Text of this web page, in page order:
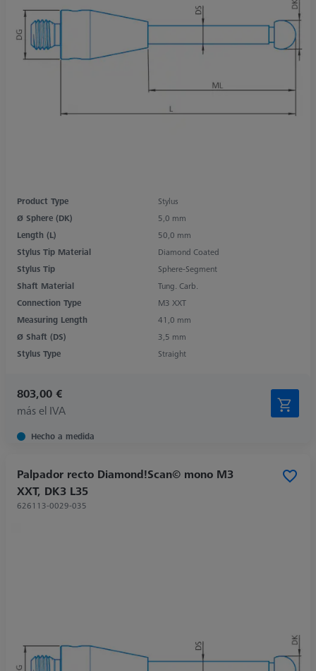
Product Type
Stylus
Ø Sphere (DK)
5,0 mm
Length (L)
50,0 mm
Stylus Tip Material
Diamond Coated
Stylus Tip
Sphere-Segment
Shaft Material
Tung. Carb.
Connection Type
M3 XXT
Measuring Length
41,0 mm
Ø Shaft (DS)
3,5 mm
Stylus Type
Straight
803,00 €
más el IVA
Hecho a medida
Palpador recto Diamond!Scan© mono M3
XXT, DK3 L35
626113-0029-035